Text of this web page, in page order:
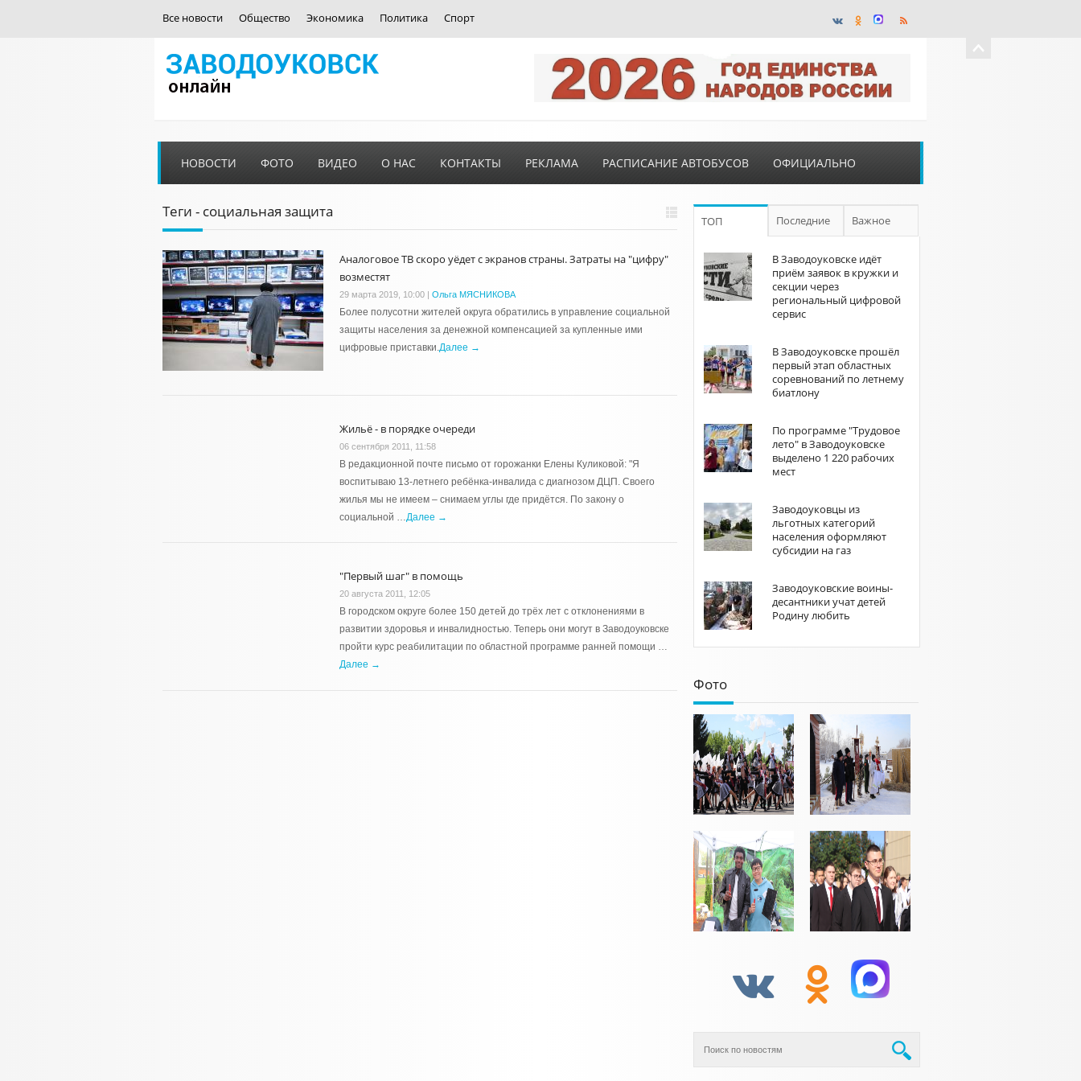
Все новости Общество Экономика Политика Спорт
НОВОСТИ ФОТО ВИДЕО О НАС КОНТАКТЫ РЕКЛАМА РАСПИСАНИЕ АВТОБУСОВ ОФИЦИАЛЬНО
Теги - социальная защита
Аналоговое ТВ скоро уёдет с экранов страны. Затраты на "цифру"
возместят
29 марта 2019, 10:00 | Ольга МЯСНИКОВА
Более полусотни жителей округа обратились в управление социальной
защиты населения за денежной компенсацией за купленные ими
цифровые приставки.Далее →
Жильё - в порядке очереди
06 сентября 2011, 11:58
В редакционной почте письмо от горожанки Елены Куликовой: "Я
воспитываю 13-летнего ребёнка-инвалида с диагнозом ДЦП. Своего
жилья мы не имеем – снимаем углы где придётся. По закону о
социальной …Далее →
"Первый шаг" в помощь
20 августа 2011, 12:05
В городском округе более 150 детей до трёх лет с отклонениями в
развитии здоровья и инвалидностью. Теперь они могут в Заводоуковске
пройти курс реабилитации по областной программе ранней помощи …
Далее →
ТОП Последние Важное
В Заводоуковске идёт
приём заявок в кружки и
секции через
региональный цифровой
сервис
В Заводоуковске прошёл
первый этап областных
соревнований по летнему
биатлону
По программе "Трудовое
лето" в Заводоуковске
выделено 1 220 рабочих
мест
Заводоуковцы из
льготных категорий
населения оформляют
субсидии на газ
Заводоуковские воины-
десантники учат детей
Родину любить
Фото